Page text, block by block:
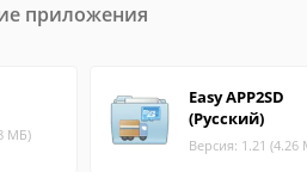
приложения
МБ)
Easy APP2SD
(‪Русский‬)
Версия: 1.21 (4.26